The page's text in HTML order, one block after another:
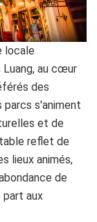
locale
Luang, au cœur
des
parcs s'animent
et de
reflet de
lieux animés,
de
part aux